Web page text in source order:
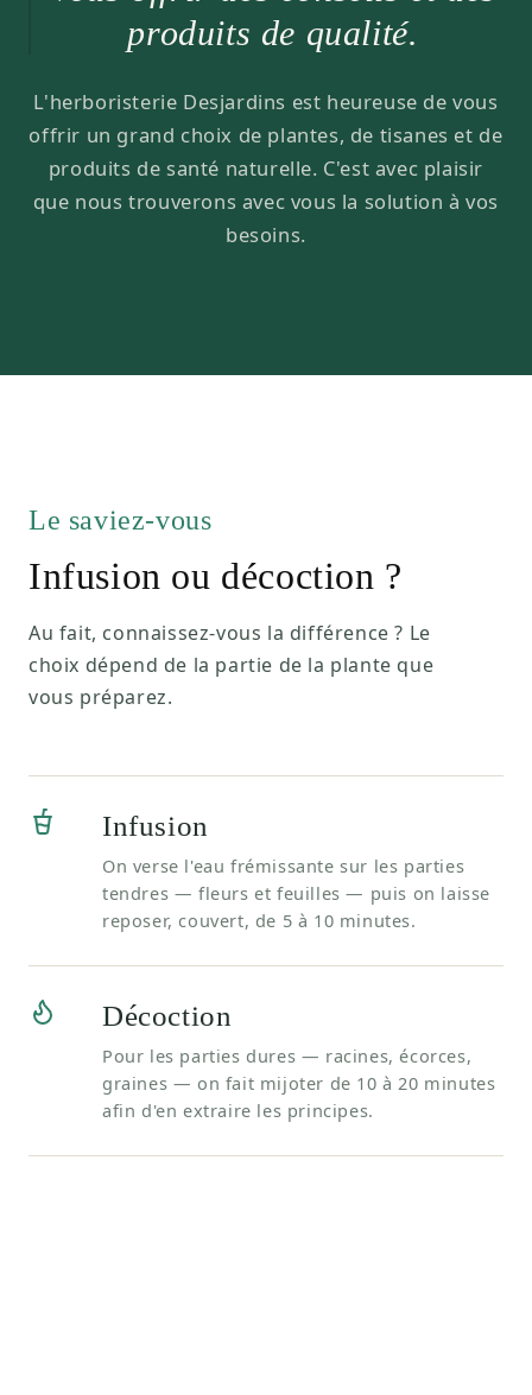
produits de qualité.
L'herboristerie Desjardins est heureuse de vous
offrir un grand choix de plantes, de tisanes et de
produits de santé naturelle. C'est avec plaisir
que nous trouverons avec vous la solution à vos
besoins.
Le saviez-vous
Infusion ou décoction ?
Au fait, connaissez-vous la différence ? Le
choix dépend de la partie de la plante que
vous préparez.
Infusion
On verse l'eau frémissante sur les parties
tendres — fleurs et feuilles — puis on laisse
reposer, couvert, de 5 à 10 minutes.
Décoction
Pour les parties dures — racines, écorces,
graines — on fait mijoter de 10 à 20 minutes
afin d'en extraire les principes.